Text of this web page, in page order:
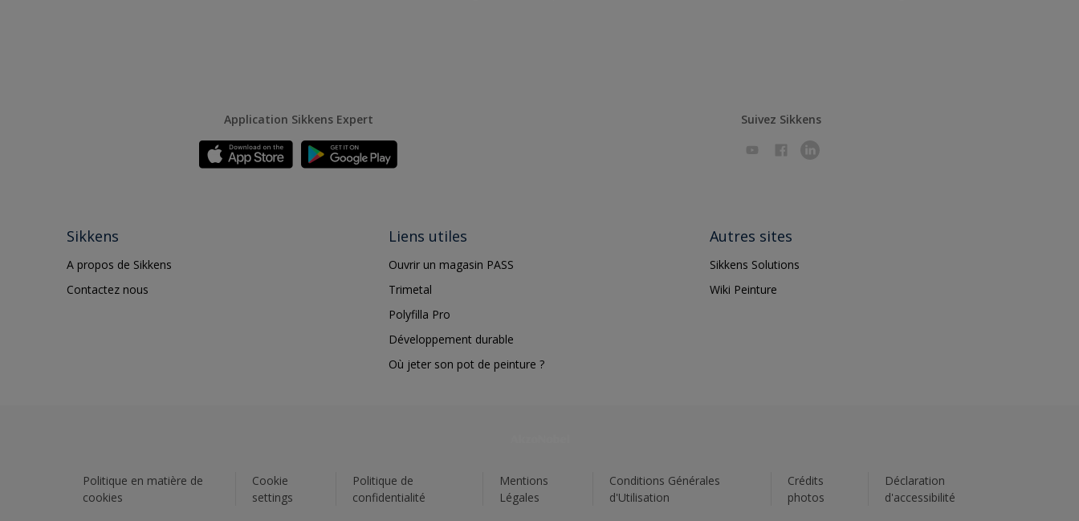
Application Sikkens Expert Suivez Sikkens
Sikkens
A propos de Sikkens
Contactez nous
Liens utiles
Ouvrir un magasin PASS
Trimetal
Polyfilla Pro
Développement durable
Où jeter son pot de peinture ?
Autres sites
Sikkens Solutions
Wiki Peinture
Politique en matière de
cookies
Cookie
settings
Politique de
confidentialité
Mentions
Légales
Conditions Générales
d'Utilisation
Crédits
photos
Déclaration
d'accessibilité